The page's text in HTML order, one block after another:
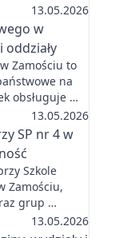
13.05.2026
w
oddziały
Zamościu to
na
obsługuje …
13.05.2026
SP nr 4 w
Szkole
Zamościu,
grup …
13.05.2026